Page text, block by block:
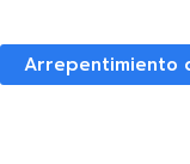
Arrepentimiento